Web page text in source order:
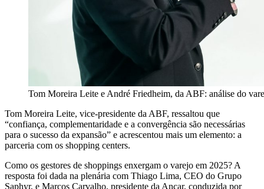
Tom Moreira Leite e André Friedheim, da ABF: análise do
Tom Moreira Leite, vice-presidente da ABF, ressaltou que
“confiança, complementaridade e a convergência são necessárias
para o sucesso da expansão” e acrescentou mais um elemento: a
parceria com os shopping centers.
Como os gestores de shoppings enxergam o varejo em 2025? A
resposta foi dada na plenária com Thiago Lima, CEO do Grupo
Saphyr, e Marcos Carvalho, presidente da Ancar, conduzida por